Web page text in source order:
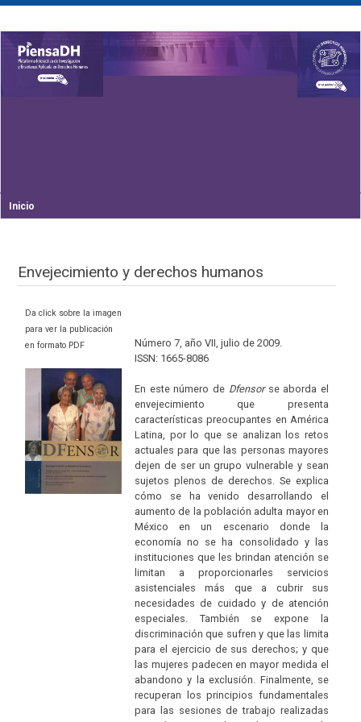
Inicio
Envejecimiento y derechos humanos
Da click sobre la imagen
para ver la publicación
en formato PDF
Número 7, año VII, julio de 2009.
ISSN: 1665-8086
En este número de Dfensorse aborda el
envejecimiento que presenta
características preocupantes en América
Latina, por lo que se analizan los retos
actuales para que las personas mayores
dejen de ser un grupo vulnerable y sean
sujetos plenos de derechos. Se explica
cómo se ha venido desarrollando el
aumento de la población adulta mayor en
México en un escenario donde la
economía no se ha consolidado y las
instituciones que les brindan atención se
limitan a proporcionarles servicios
asistenciales más que a cubrir sus
necesidades de cuidado y de atención
especiales. También se expone la
discriminación que sufren y que las limita
para el ejercicio de sus derechos; y que
las mujeres padecen en mayor medida el
abandono y la exclusión. Finalmente, se
recuperan los principios fundamentales
para las sesiones de trabajo realizadas